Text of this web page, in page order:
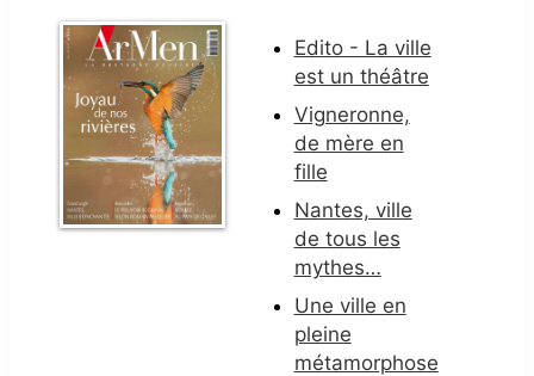
Edito - La ville
est un théâtre
Vigneronne,
de mère en
fille
Nantes, ville
de tous les
mythes…
Une ville en
pleine
métamorphose